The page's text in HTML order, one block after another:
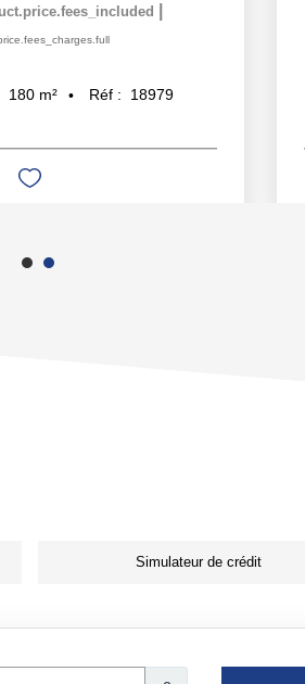
180 m² Réf : 18979
Simulateur de crédit